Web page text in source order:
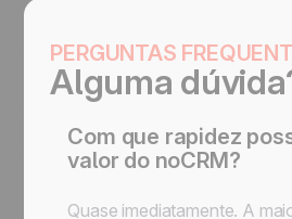
PERGUNTAS
Alguma
Com que rapidez
valor do noCRM?
Quase imediatamente. A